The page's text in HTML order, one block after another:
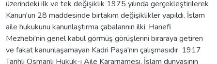
üzerindeki ilk ve tek değişiklik 1975 yılında gerçekleştirilerek
Kanun'un 28 maddesinde birtakım değişiklikler yapıldı. İslam
aile hukukunu kanunlaştırma çabalarının ilki, Hanefi
Mezhebi'nin genel kabul görmüş görüşlerini biraraya getiren
ve fakat kanunlaşamayan Kadri Paşa'nın çalışmasıdır. 1917
Tarihli Osmanlı Hukuk-ı Aile Kararnamesi, İslam dünyasının